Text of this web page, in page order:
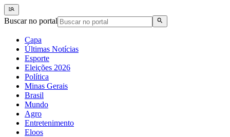
Buscar no portal
Capa
Últimas Notícias
Esporte
Eleições 2026
Política
Minas Gerais
Brasil
Mundo
Agro
Entretenimento
Eloos